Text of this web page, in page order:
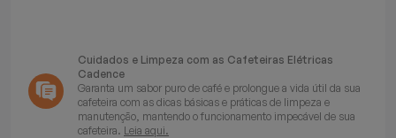
Cuidados e Limpeza com as Cafeteiras Elétricas
Cadence
Garanta um sabor puro de café e prolongue a vida útil da sua
cafeteira com as dicas básicas e práticas de limpeza e
manutenção, mantendo o funcionamento impecável de sua
cafeteira. Leia aqui.